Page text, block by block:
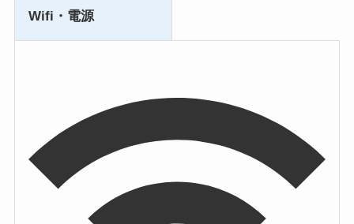
Wifi・電源